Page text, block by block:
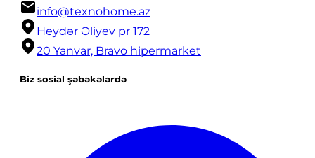
info@texnohome.az
Heydər Əliyev pr 172
20 Yanvar, Bravo hipermarket
Biz sosial şəbəkələrdə